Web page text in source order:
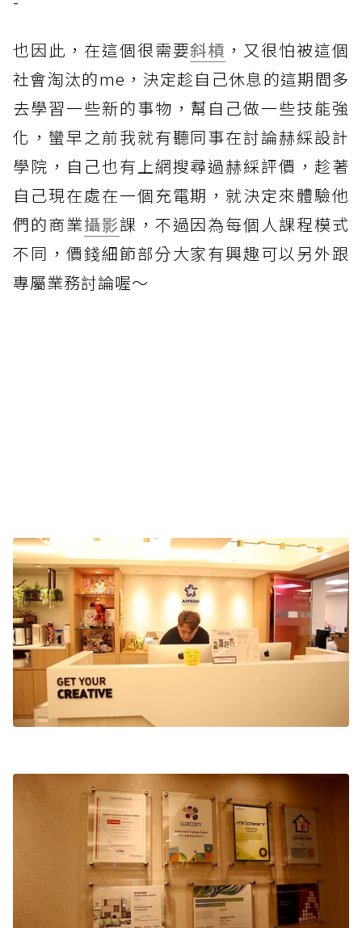
也因此，在這個很需要斜槓 ，又很怕被這個
社會淘汰的me，決定趁自己休息的這期間多
去學習一些新的事物，幫自己做一些技能強
化，蠻早之前我就有聽同事在討論赫綵設計
學院，自己也有上網搜尋過赫綵評價，趁著
自己現在處在一個充電期，就決定來體驗他
們的商業攝影課，不過因為每個人課程模式
不同，價錢細節部分大家有興趣可以另外跟
專屬業務討論喔～